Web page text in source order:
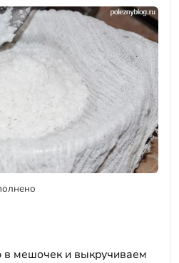
мешочек и выкручиваем